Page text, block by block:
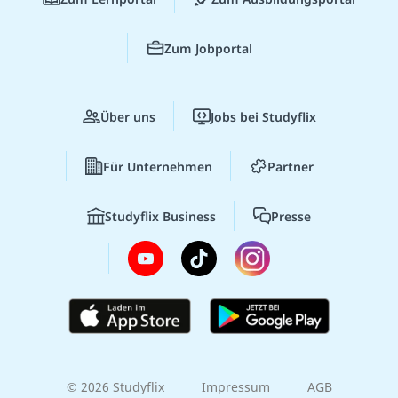
Zum Jobportal
Über uns Jobs bei Studyflix
Für Unternehmen Partner
Studyflix Business Presse
© 2026 Studyflix Impressum AGB